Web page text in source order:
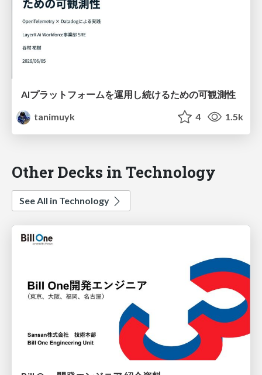
AIプラットフォームを運用し続けるための可観測性
tanimuyk
4 1.5k
Other Decks in Technology
See All in Technology